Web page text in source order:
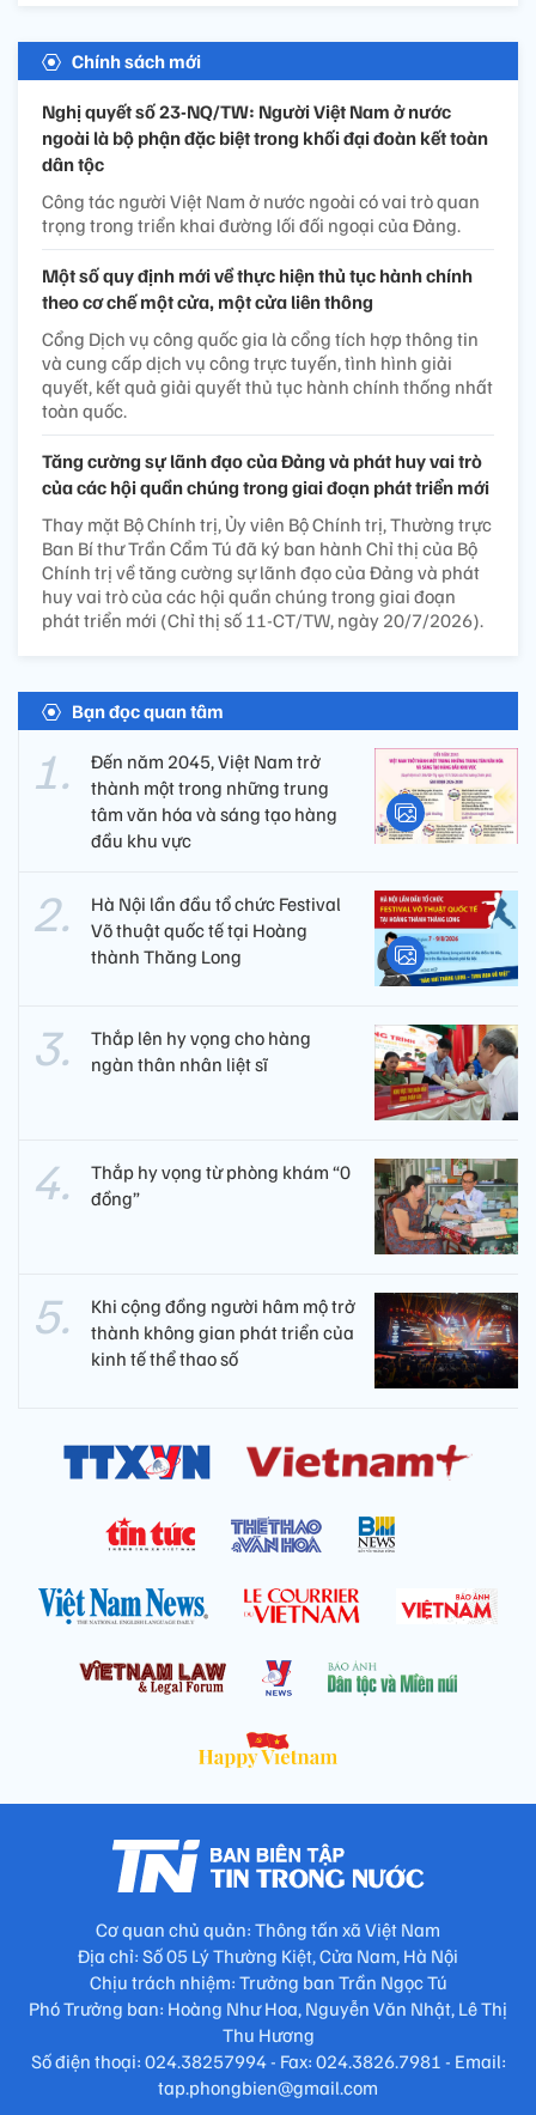
Chính sách mới
Nghị quyết số 23-NQ/TW: Người Việt Nam ở nước
ngoài là bộ phận đặc biệt trong khối đại đoàn kết toàn
dân tộc
Công tác người Việt Nam ở nước ngoài có vai trò quan
trọng trong triển khai đường lối đối ngoại của Đảng.
Một số quy định mới về thực hiện thủ tục hành chính
theo cơ chế một cửa, một cửa liên thông
Cổng Dịch vụ công quốc gia là cổng tích hợp thông tin
và cung cấp dịch vụ công trực tuyến, tình hình giải
quyết, kết quả giải quyết thủ tục hành chính thống nhất
toàn quốc.
Tăng cường sự lãnh đạo của Đảng và phát huy vai trò
của các hội quần chúng trong giai đoạn phát triển mới
Thay mặt Bộ Chính trị, Ủy viên Bộ Chính trị, Thường trực
Ban Bí thư Trần Cẩm Tú đã ký ban hành Chỉ thị của Bộ
Chính trị về tăng cường sự lãnh đạo của Đảng và phát
huy vai trò của các hội quần chúng trong giai đoạn
phát triển mới (Chỉ thị số 11-CT/TW, ngày 20/7/2026).
Bạn đọc quan tâm
Đến năm 2045, Việt Nam trở
thành một trong những trung
tâm văn hóa và sáng tạo hàng
đầu khu vực
Hà Nội lần đầu tổ chức Festival
Võ thuật quốc tế tại Hoàng
thành Thăng Long
Thắp lên hy vọng cho hàng
ngàn thân nhân liệt sĩ
Thắp hy vọng từ phòng khám “0
đồng”
Khi cộng đồng người hâm mộ trở
thành không gian phát triển của
kinh tế thể thao số
Cơ quan chủ quản: Thông tấn xã Việt Nam
Địa chỉ: Số 05 Lý Thường Kiệt, Cửa Nam, Hà Nội
Chịu trách nhiệm: Trưởng ban Trần Ngọc Tú
Phó Trưởng ban: Hoàng Như Hoa, Nguyễn Văn Nhật, Lê Thị
Thu Hương
Số điện thoại: 024.38257994 - Fax: 024.3826.7981 - Email:
tap.phongbien@gmail.com